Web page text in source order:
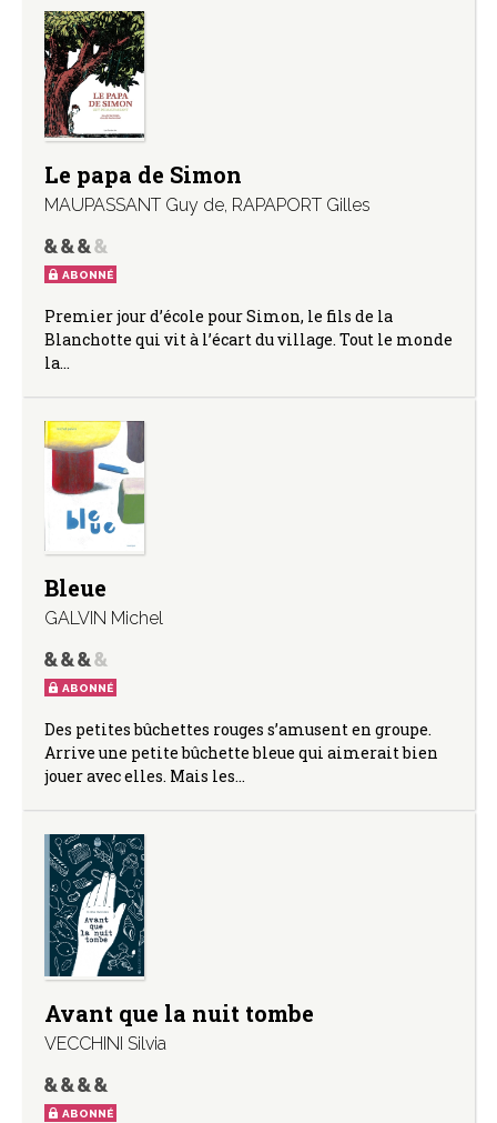
Le papa de Simon
MAUPASSANT Guy de, RAPAPORT Gilles
ABONNÉ
Premier jour d’école pour Simon, le fils de la
Blanchotte qui vit à l’écart du village. Tout le monde
la…
Bleue
GALVIN Michel
ABONNÉ
Des petites bûchettes rouges s’amusent en groupe.
Arrive une petite bûchette bleue qui aimerait bien
jouer avec elles. Mais les…
Avant que la nuit tombe
VECCHINI Silvia
ABONNÉ